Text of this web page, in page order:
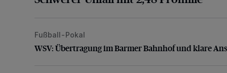
WSV: Übertragung im Barmer Bahnhof und klare
Fußball-Pokal
WSV: Übertragung im Barmer Bahnhof und klare